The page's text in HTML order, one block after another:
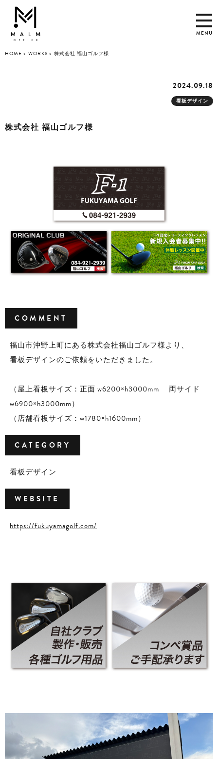
MENU
HOME WORKS 株式会社 福山ゴルフ様
2024.09.18
看板デザイン
株式会社 福山ゴルフ様
COMMENT
福山市沖野上町にある株式会社福山ゴルフ様より、
看板デザインのご依頼をいただきました。
（屋上看板サイズ：正面 w6200×h3000mm 両サイド
w6900×h3000mm）
（店舗看板サイズ：w1780×h1600mm）
CATEGORY
看板デザイン
WEBSITE
https://fukuyamagolf.com/